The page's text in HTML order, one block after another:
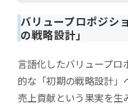
バリュープロポジシ
の戦略設計」
言語化したバリュープロ
的な「初期の戦略設計」
売上貢献という果実を生